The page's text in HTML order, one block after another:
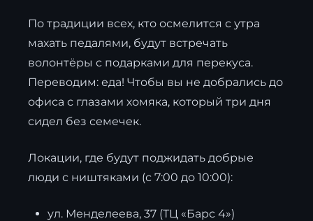
По традиции всех, кто осмелится с утра
махать педалями, будут встречать
волонтёры с подарками для перекуса.
Переводим: еда! Чтобы вы не добрались до
офиса с глазами хомяка, который три дня
сидел без семечек.
Локации, где будут поджидать добрые
люди с ништяками (с 7:00 до 10:00):
ул. Менделеева, 37 (ТЦ «Барс 4»)